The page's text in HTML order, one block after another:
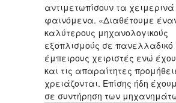
αντιμετωπίσουν τα χειμερινά
φαινόμενα. «Διαθέτουμε
καλύτερους μηχανολογικούς
εξοπλισμούς σε πανελλαδικό
έμπειρους χειριστές ενώ
και τις απαραίτητες
χρειάζονται. Επίσης ήδη
σε συντήρηση των